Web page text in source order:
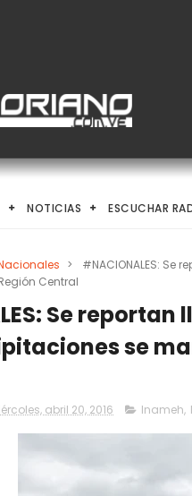
NOTICIAS ESCUCHAR
>
#NACIONALES: Se
Central
Se
se
abril 20, 2016 Inameh,